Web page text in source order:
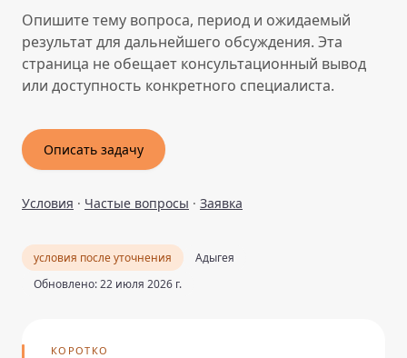
Опишите тему вопроса, период и ожидаемый
результат для дальнейшего обсуждения. Эта
страница не обещает консультационный вывод
или доступность конкретного специалиста.
Описать задачу
Условия · Частые вопросы · Заявка
условия после уточнения
Адыгея
Обновлено: 22 июля 2026 г.
КОРОТКО